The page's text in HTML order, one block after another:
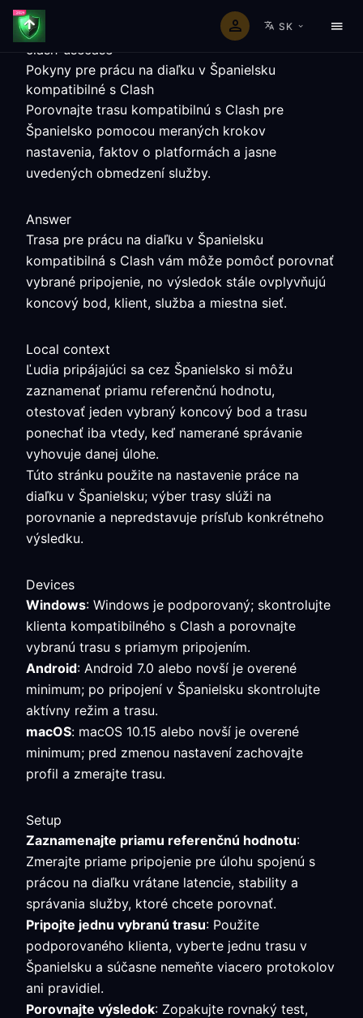
SK
clash-usecase
Pokyny pre prácu na diaľku v Španielsku
kompatibilné s Clash
Porovnajte trasu kompatibilnú s Clash pre
Španielsko pomocou meraných krokov
nastavenia, faktov o platformách a jasne
uvedených obmedzení služby.
Answer
Trasa pre prácu na diaľku v Španielsku
kompatibilná s Clash vám môže pomôcť porovnať
vybrané pripojenie, no výsledok stále ovplyvňujú
koncový bod, klient, služba a miestna sieť.
Local context
Ľudia pripájajúci sa cez Španielsko si môžu
zaznamenať priamu referenčnú hodnotu,
otestovať jeden vybraný koncový bod a trasu
ponechať iba vtedy, keď namerané správanie
vyhovuje danej úlohe.
Túto stránku použite na nastavenie práce na
diaľku v Španielsku; výber trasy slúži na
porovnanie a nepredstavuje prísľub konkrétneho
výsledku.
Devices
Windows: Windows je podporovaný; skontrolujte
klienta kompatibilného s Clash a porovnajte
vybranú trasu s priamym pripojením.
Android: Android 7.0 alebo novší je overené
minimum; po pripojení v Španielsku skontrolujte
aktívny režim a trasu.
macOS: macOS 10.15 alebo novší je overené
minimum; pred zmenou nastavení zachovajte
profil a zmerajte trasu.
Setup
Zaznamenajte priamu referenčnú hodnotu:
Zmerajte priame pripojenie pre úlohu spojenú s
prácou na diaľku vrátane latencie, stability a
správania služby, ktoré chcete porovnať.
Pripojte jednu vybranú trasu: Použite
podporovaného klienta, vyberte jednu trasu v
Španielsku a súčasne nemeňte viacero protokolov
ani pravidiel.
Porovnajte výsledok: Zopakujte rovnaký test,